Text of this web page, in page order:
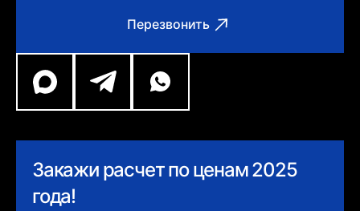
Перезвонить
Закажи расчет по ценам 2025
года!